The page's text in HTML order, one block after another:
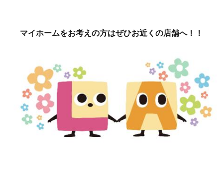
マイホームをお考えの方はぜひお近くの店舗へ！！